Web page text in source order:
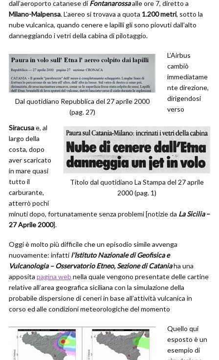
dall’aeroporto catanese di Fontanarossaalle ore 7, diretto a
Milano-Malpensa. L’aereo si trovava a quota 1.200 metri, sotto la
nube vulcanica, quando cenere e lapilli gli sono piovuti dall’alto
danneggiando i vetri della cabina di pilotaggio.
Dal quotidiano Repubblica del 27 aprile 2000
(pag. 27)
Titolo dal quotidiano La Stampa del 27 aprile
2000 (pag. 1)
L’Airbus
cambiò
immediatame
nte direzione,
dirigendosi
verso
Siracusae, al
largo della
costa, dopo
aver scaricato
in mare quasi
tutto il
carburante,
atterrò pochi
minuti dopo, fortunatamente senza problemi [notizie da La Sicilia–
27 Aprile 2000].
Oggi è molto più difficile che un episodio simile avvenga
nuovamente: infatti l’Istituto Nazionale di Geofisica e
Vulcanologia – Osservatorio Etneo, Sezione di Cataniaha una
apposita pagina web nella quale vengono presentate delle cartine
relative all’area geografica siciliana con la simulazione della
probabile dispersione di ceneri in base all’attività vulcanica in
corso ed alle condizioni meteorologiche del momento
Quello qui
esposto è un
esempio di